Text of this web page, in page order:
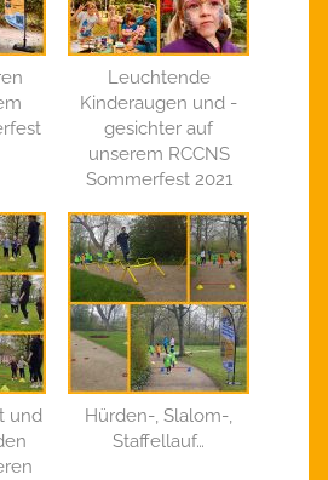
Leuchtende
Kinderaugen und -
gesichter auf
unserem RCCNS
Sommerfest 2021
und
Hürden-, Slalom-,
Staffellauf…